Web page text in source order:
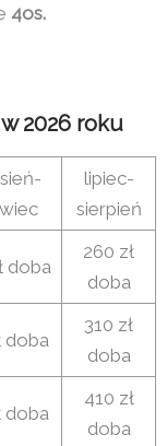
4os.
2026 roku
lipiec-
sierpień
doba
260 zł
doba
doba
310 zł
doba
doba
410 zł
doba